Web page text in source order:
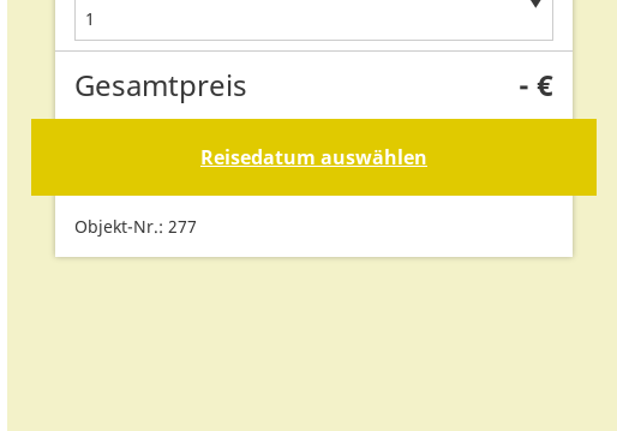
1
Gesamtpreis - €
Reisedatum auswählen
Objekt-Nr.: 277